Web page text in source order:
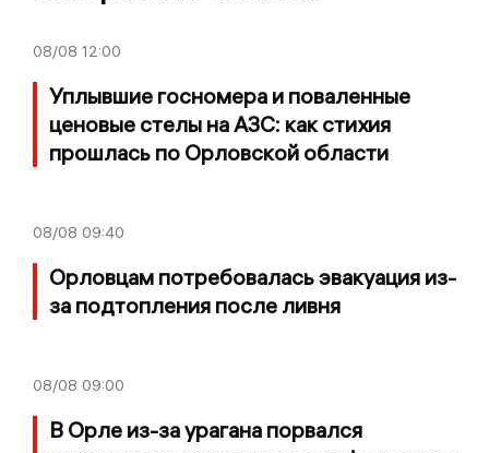
08/08 12:00
Уплывшие госномера и поваленные
ценовые стелы на АЗС: как стихия
прошлась по Орловской области
08/08 09:40
Орловцам потребовалась эвакуация из-
за подтопления после ливня
08/08 09:00
В Орле из-за урагана порвался